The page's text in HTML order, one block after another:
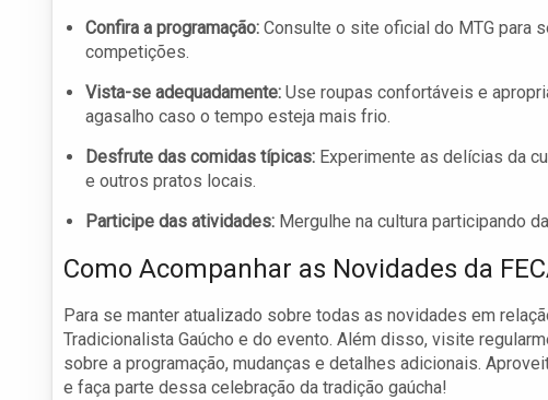
Confira a programação: Consulte o site oficial do MTG para
competições.
Vista-se adequadamente: Use roupas confortáveis e
agasalho caso o tempo esteja mais frio.
Desfrute das comidas típicas: Experimente as delícias da
e outros pratos locais.
Participe das atividades: Mergulhe na cultura participando
Como Acompanhar as Novidades da
Para se manter atualizado sobre todas as novidades em
Tradicionalista Gaúcho e do evento. Além disso, visite
sobre a programação, mudanças e detalhes adicionais.
e faça parte dessa celebração da tradição gaúcha!